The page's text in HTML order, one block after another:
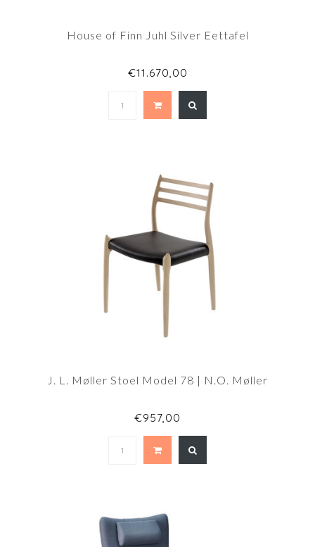
House of Finn Juhl Silver Eettafel
€11.670,00
J. L. Møller Stoel Model 78 | N.O. Møller
€957,00